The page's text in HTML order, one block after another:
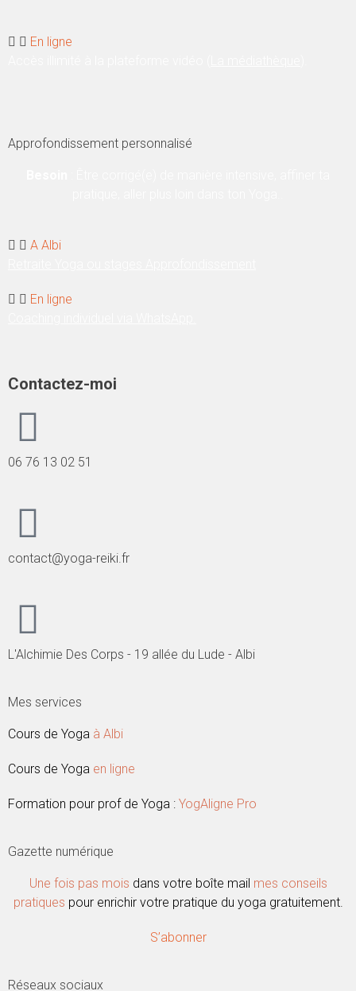
En ligne
Approfondissement personnalisé
A Albi
En ligne
Contactez-moi
06 76 13 02 51
contact@yoga-reiki.fr
L'Alchimie Des Corps - 19 allée du Lude - Albi
Mes services
Cours de Yoga à Albi
Cours de Yoga en ligne
Formation pour prof de Yoga : YogAligne Pro
Gazette numérique
Une fois pas mois dans votre boîte mail mes conseils
pratiques pour enrichir votre pratique du yoga gratuitement.
S’abonner
Réseaux sociaux